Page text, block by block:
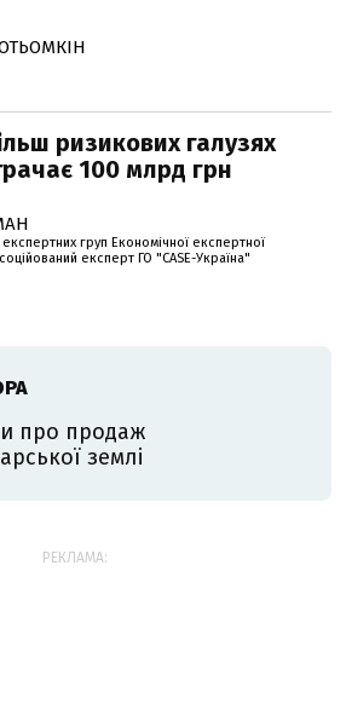
ризикових галузях
100 млрд грн
груп Економічної експертної
експерт ГО "CASE-Україна"
про продаж
землі
РЕКЛАМА: